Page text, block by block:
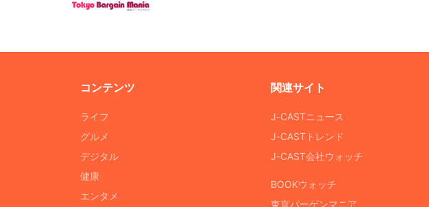
コンテンツ
ライフ
グルメ
デジタル
健康
エンタメ
関連サイト
J-CASTニュース
J-CASTトレンド
J-CAST会社ウォッチ
BOOKウォッチ
東京バーゲンマニア